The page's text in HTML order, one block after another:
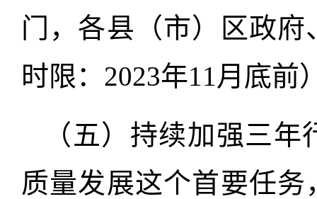
门，各县（市）区政
时限：2023年11月底前
（五）持续加强三
质量发展这个首要任